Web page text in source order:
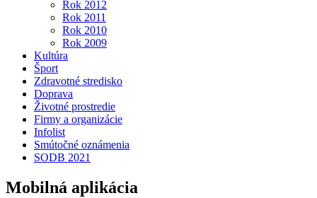
Rok 2012
Rok 2011
Rok 2010
Rok 2009
Kultúra
Šport
Zdravotné stredisko
Doprava
Životné prostredie
Firmy a organizácie
Infolist
Smútočné oznámenia
SODB 2021
Mobilná aplikácia